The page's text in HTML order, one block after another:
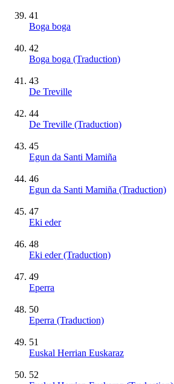
41
Boga boga
42
Boga boga (Traduction)
43
De Treville
44
De Treville (Traduction)
45
Egun da Santi Mamiña
46
Egun da Santi Mamiña (Traduction)
47
Eki eder
48
Eki eder (Traduction)
49
Eperra
50
Eperra (Traduction)
51
Euskal Herrian Euskaraz
52